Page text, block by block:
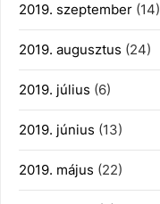
2019. szeptember (14)
2019. augusztus (24)
2019. július (6)
2019. június (13)
2019. május (22)